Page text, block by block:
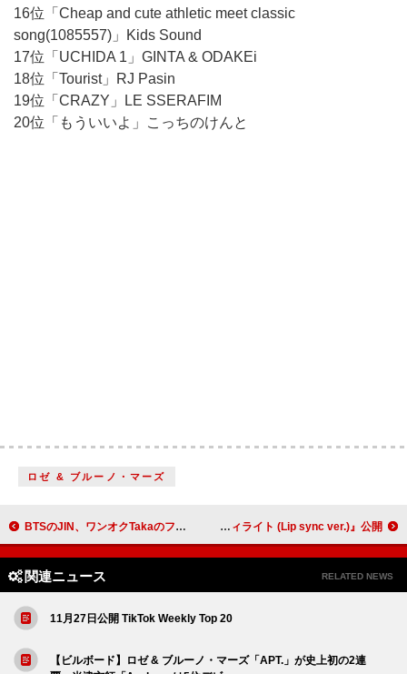
16位「Cheap and cute athletic meet classic
song(1085557)」Kids Sound
17位「UCHIDA 1」GINTA & ODAKEi
18位「Tourist」RJ Pasin
19位「CRAZY」LE SSERAFIM
20位「もういいよ」こっちのけんと
ロゼ & ブルーノ・マーズ
BTSのJIN、ワンオクTakaのフィーチャリング曲 「Falling (feat. Taka)」配信リリース Aile The Shota、ムービーコンテンツ『さよならシティライト (Lip sync ver.)』公開
関連ニュース RELATED NEWS
11月27日公開 TikTok Weekly Top 20
【ビルボード】ロゼ & ブルーノ・マーズ「APT.」が史上初の2連